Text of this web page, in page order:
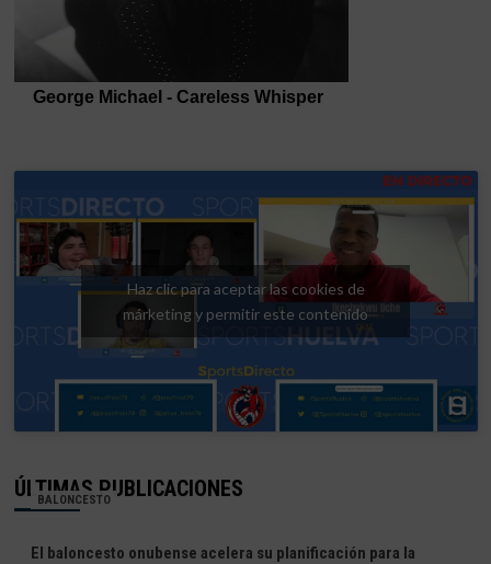
Haz clic para aceptar las cookies de
márketing y permitir este contenido
ÚLTIMAS PUBLICACIONES
BALONCESTO
El baloncesto onubense acelera su planificación para la